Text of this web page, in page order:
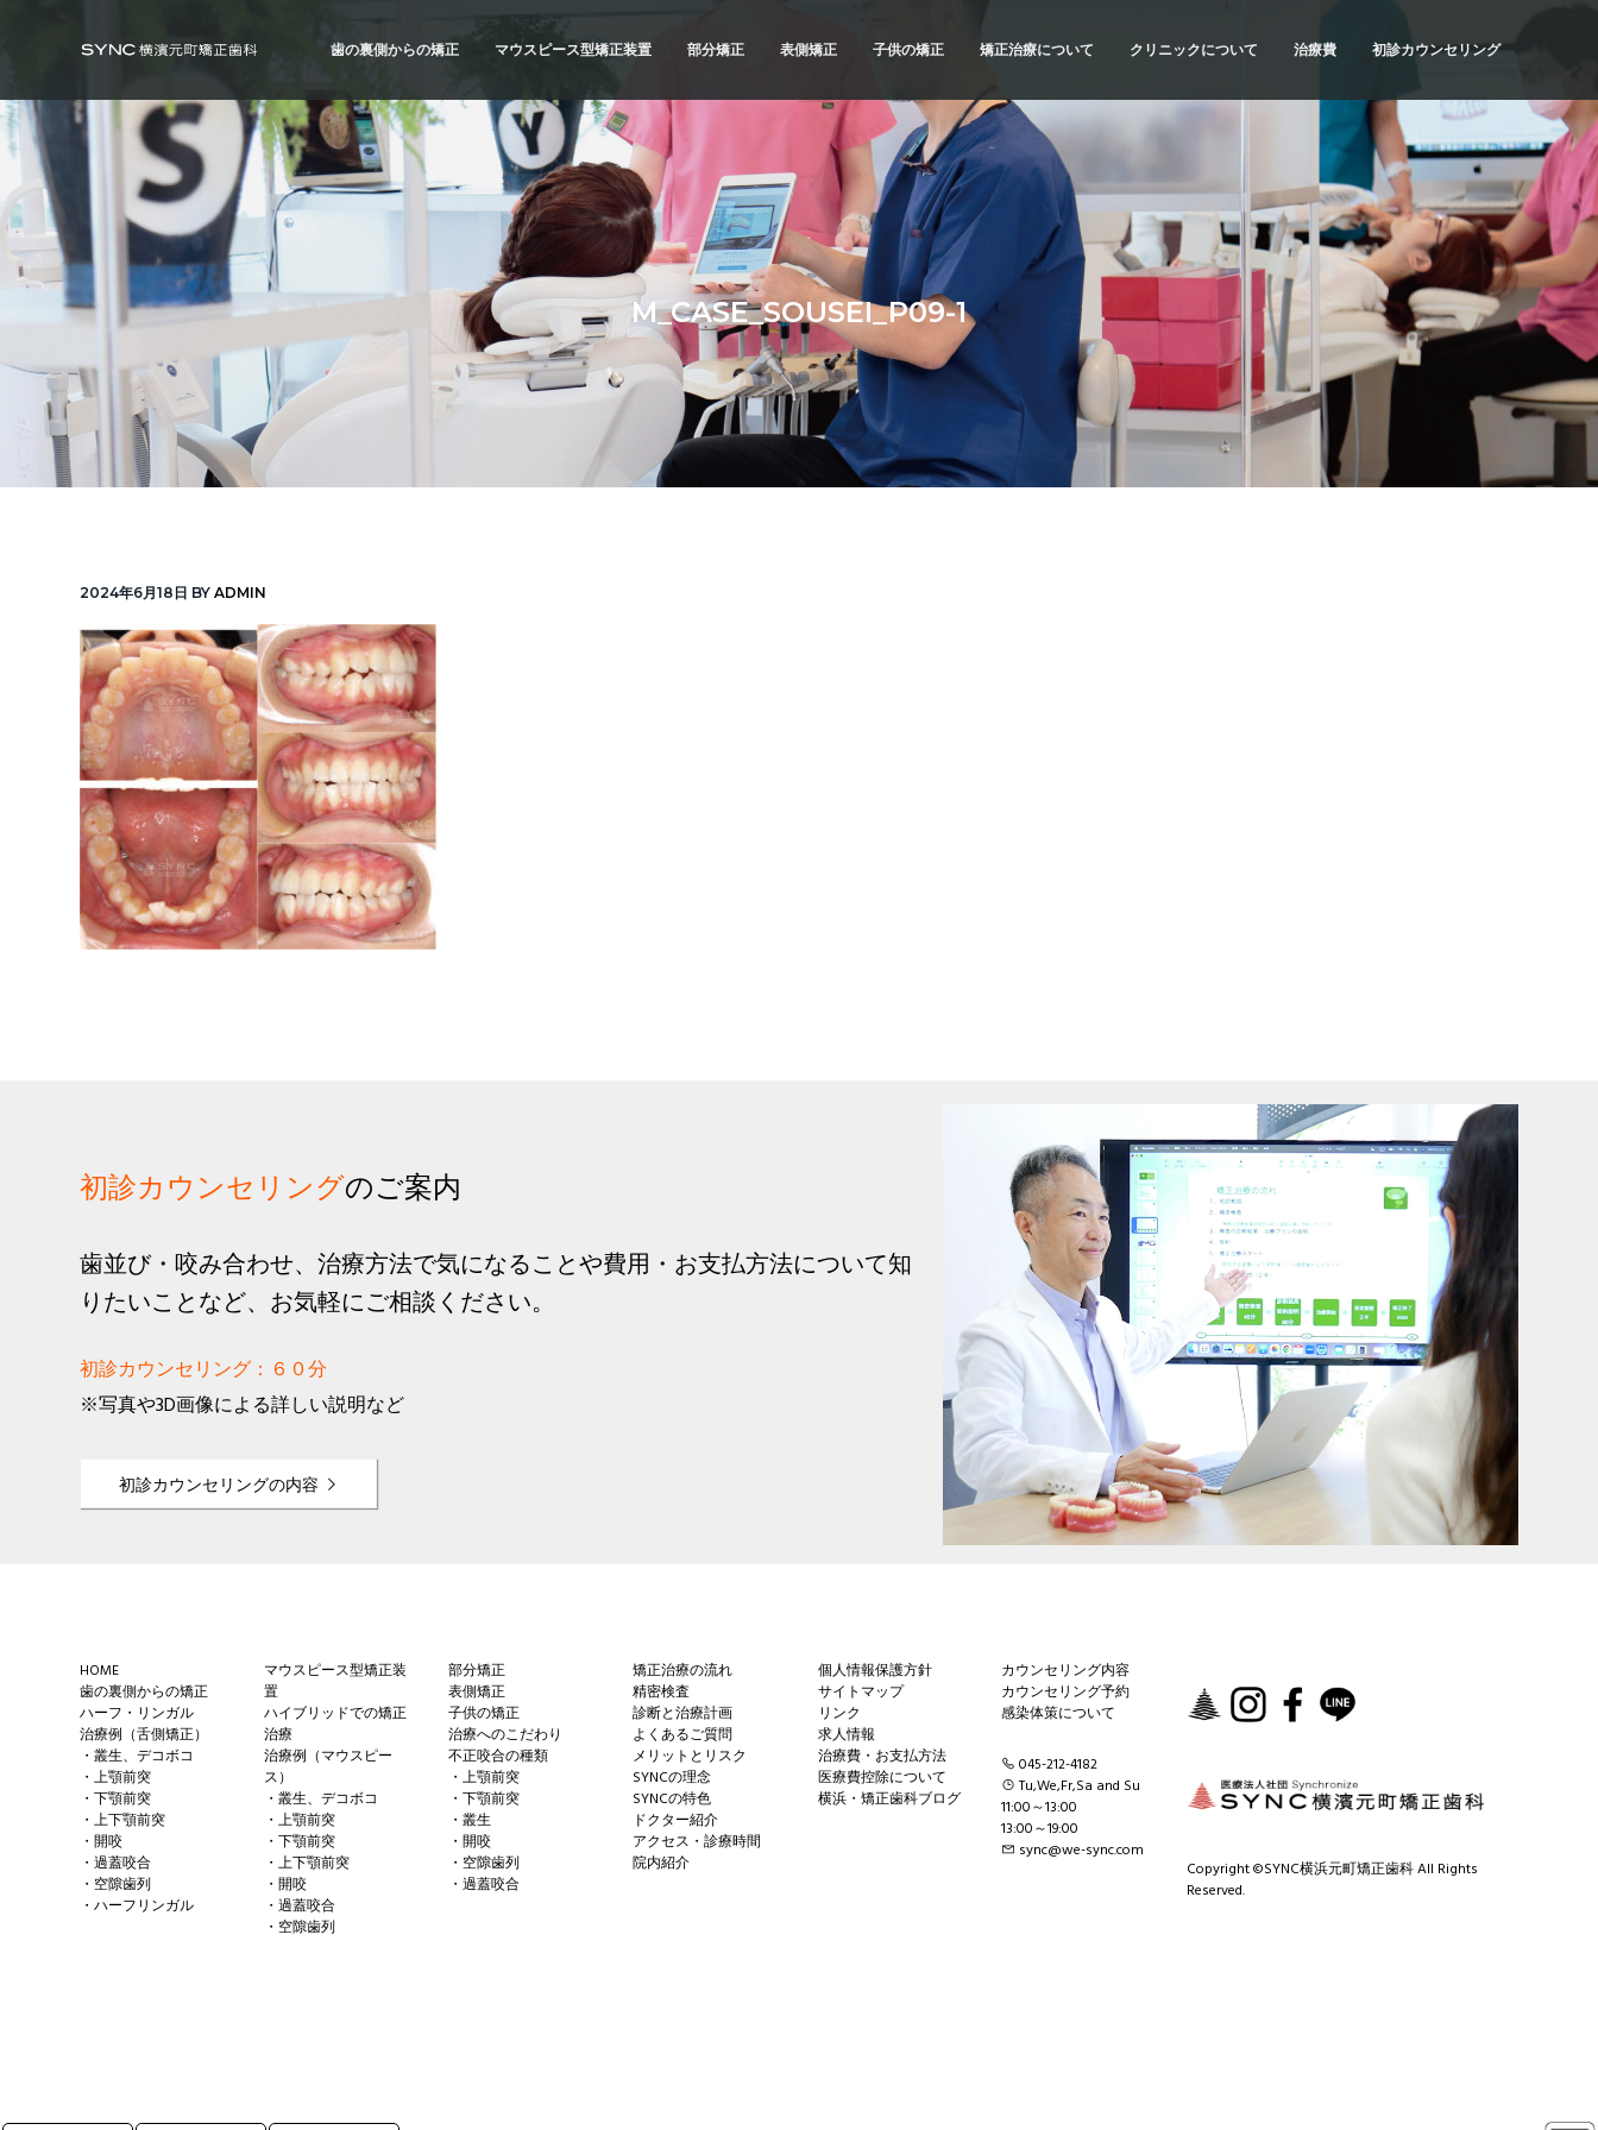
p
t
o
p
a
n
p
t
o
m
c
t
p
t
o
f
o
e
浜
の
矯
正
科
専
門
医
土
日
｜
横
み
な
み
町
中
街
駅」
徒
歩
1
分
歯の裏側からの矯正
歯の裏側からの矯正
ハーフ・リンガル
マウスピース型矯正装置
マウスピース型矯正装置
ハイブリッドでの矯正治療
治療例
部分矯正 表側矯正 子供の矯正 矯正治療について
矯正治療の流れ
精密検査
診断と治療計画
治療へのこだわり
不正咬合の種類
よくあるご質問
メリットとリスク
横浜 矯正歯科情報
クリニックについて
SYNCの理念
ドクター紹介
アクセス・診療時間
治療費
治療費・お支払方法
医療費控除について
初診カウンセリング
初診カウンセリングの内容
初診カウンセリングの予約
M_CASE_SOUSEI_P09-1
2024年6月18日 BYADMIN
初診カウンセリングのご案内
歯並び・咬み合わせ、治療方法で気になることや費用・お支払方法について知
りたいことなど、お気軽にご相談ください。
初診カウンセリング：６０分
※写真や3D画像による詳しい説明など
初診カウンセリングの内容
Footer
HOME
歯の裏側からの矯正
ハーフ・リンガル
治療例（舌側矯正）
・叢生、デコボコ
・上顎前突
・下顎前突
・上下顎前突
・開咬
・過蓋咬合
・空隙歯列
・ハーフリンガル
マウスピース型矯正装
置
ハイブリッドでの矯正
治療
治療例（マウスピー
ス）
・叢生、デコボコ
・上顎前突
・下顎前突
・上下顎前突
・開咬
・過蓋咬合
・空隙歯列
部分矯正
表側矯正
子供の矯正
治療へのこだわり
不正咬合の種類
・上顎前突
・下顎前突
・叢生
・開咬
・空隙歯列
・過蓋咬合
矯正治療の流れ
精密検査
診断と治療計画
よくあるご質問
メリットとリスク
SYNCの理念
SYNCの特色
ドクター紹介
アクセス・診療時間
院内紹介
個人情報保護方針
サイトマップ
リンク
求人情報
治療費・お支払方法
医療費控除について
横浜・矯正歯科ブログ
カウンセリング内容
カウンセリング予約
感染体策について
045-212-4182
Tu,We,Fr,Sa and Su
11:00～13:00
13:00～19:00
sync@we-sync.com
Copyright ©SYNC横浜元町矯正歯科 All Rights
Reserved.